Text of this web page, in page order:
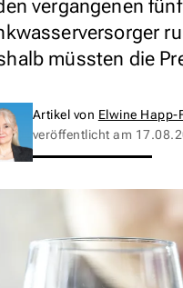
vergangenen
müssten die
Artikel von Elwine Happ-
veröffentlicht am